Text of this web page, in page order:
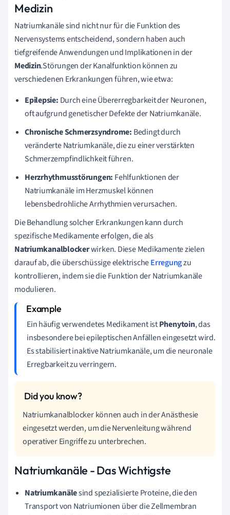
Medizin
Natriumkanäle sind nicht nur für die Funktion des
Nervensystems entscheidend, sondern haben auch
tiefgreifende Anwendungen und Implikationen in der
Medizin.Störungen der Kanalfunktion können zu
verschiedenen Erkrankungen führen, wie etwa:
Epilepsie: Durch eine Übererregbarkeit der Neuronen,
oft aufgrund genetischer Defekte der Natriumkanäle.
Chronische Schmerzsyndrome: Bedingt durch
veränderte Natriumkanäle, die zu einer verstärkten
Schmerzempfindlichkeit führen.
Herzrhythmusstörungen: Fehlfunktionen der
Natriumkanäle im Herzmuskel können
lebensbedrohliche Arrhythmien verursachen.
Die Behandlung solcher Erkrankungen kann durch
spezifische Medikamente erfolgen, die als
Natriumkanalblockerwirken. Diese Medikamente zielen
darauf ab, die überschüssige elektrischeErregungzu
kontrollieren, indem sie die Funktion der Natriumkanäle
modulieren.
Ein häufig verwendetes Medikament istPhenytoin, das
insbesondere bei epileptischen Anfällen eingesetzt wird.
Es stabilisiert inaktive Natriumkanäle, um die neuronale
Erregbarkeit zu verringern.
Natriumkanalblocker können auch in der Anästhesie
eingesetzt werden, um die Nervenleitung während
operativer Eingriffe zu unterbrechen.
Natriumkanäle - Das Wichtigste
Natriumkanälesind spezialisierte Proteine, die den
Transport von Natriumionen über die Zellmembran